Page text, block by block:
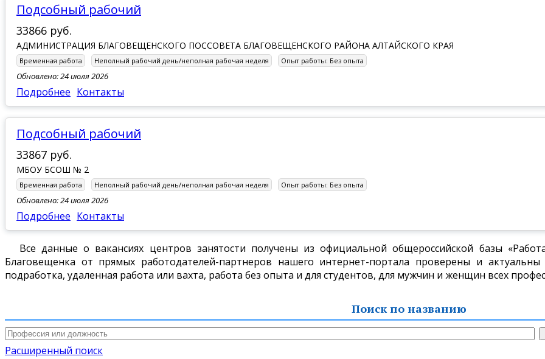
Подсобный рабочий
33866 руб.
АДМИНИСТРАЦИЯ БЛАГОВЕЩЕНСКОГО ПОССОВЕТА БЛАГОВЕЩЕНСКОГО РАЙОНА АЛТАЙСКОГО КРАЯ
Временная работа Неполный рабочий день/неполная рабочая неделя Опыт работы: Без опыта
Обновлено: 24 июля 2026
Подробнее Контакты
Подсобный рабочий
33867 руб.
МБОУ БСОШ № 2
Временная работа Неполный рабочий день/неполная рабочая неделя Опыт работы: Без опыта
Обновлено: 24 июля 2026
Подробнее Контакты
Все данные о вакансиях центров занятости получены из официальной общероссийской базы
Благовещенка от прямых работодателей-партнеров нашего интернет-портала проверены и
подработка, удаленная работа или вахта, работа без опыта и для студентов, для мужчин и женщин всех
Поиск по названию
Расширенный поиск